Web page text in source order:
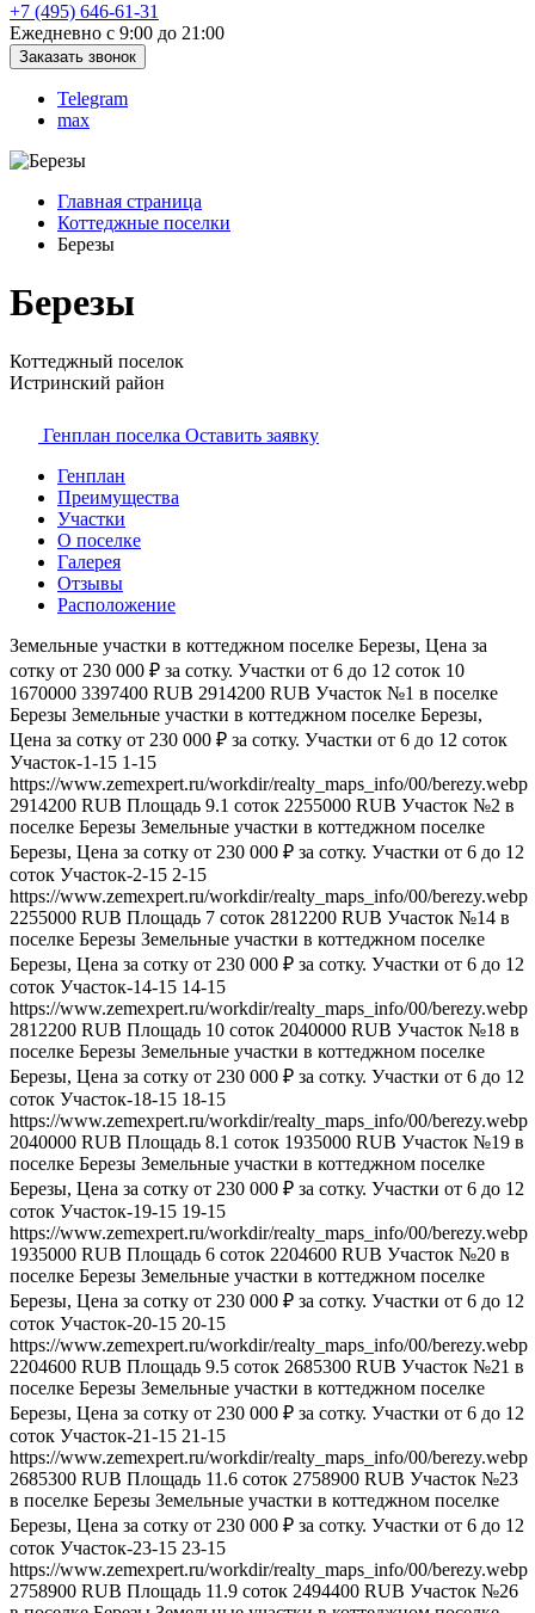
+7 (495) 646-61-31
Ежедневно с 9:00 до 21:00
Заказать звонок
Telegram
max
Главная страница
Коттеджные поселки
Березы
Березы
Коттеджный поселок
Истринский район
Генплан поселка Оставить заявку
Генплан
Преимущества
Участки
О поселке
Галерея
Отзывы
Расположение
Земельные участки в коттеджном поселке Березы, Цена за
сотку от 230 000 ₽ за сотку. Участки от 6 до 12 соток 10
1670000 3397400 RUB 2914200 RUB Участок №1 в поселке
Березы Земельные участки в коттеджном поселке Березы,
Цена за сотку от 230 000 ₽ за сотку. Участки от 6 до 12 соток
Участок-1-15 1-15
https://www.zemexpert.ru/workdir/realty_maps_info/00/berezy.webp
2914200 RUB Площадь 9.1 соток 2255000 RUB Участок №2 в
поселке Березы Земельные участки в коттеджном поселке
Березы, Цена за сотку от 230 000 ₽ за сотку. Участки от 6 до 12
соток Участок-2-15 2-15
https://www.zemexpert.ru/workdir/realty_maps_info/00/berezy.webp
2255000 RUB Площадь 7 соток 2812200 RUB Участок №14 в
поселке Березы Земельные участки в коттеджном поселке
Березы, Цена за сотку от 230 000 ₽ за сотку. Участки от 6 до 12
соток Участок-14-15 14-15
https://www.zemexpert.ru/workdir/realty_maps_info/00/berezy.webp
2812200 RUB Площадь 10 соток 2040000 RUB Участок №18 в
поселке Березы Земельные участки в коттеджном поселке
Березы, Цена за сотку от 230 000 ₽ за сотку. Участки от 6 до 12
соток Участок-18-15 18-15
https://www.zemexpert.ru/workdir/realty_maps_info/00/berezy.webp
2040000 RUB Площадь 8.1 соток 1935000 RUB Участок №19 в
поселке Березы Земельные участки в коттеджном поселке
Березы, Цена за сотку от 230 000 ₽ за сотку. Участки от 6 до 12
соток Участок-19-15 19-15
https://www.zemexpert.ru/workdir/realty_maps_info/00/berezy.webp
1935000 RUB Площадь 6 соток 2204600 RUB Участок №20 в
поселке Березы Земельные участки в коттеджном поселке
Березы, Цена за сотку от 230 000 ₽ за сотку. Участки от 6 до 12
соток Участок-20-15 20-15
https://www.zemexpert.ru/workdir/realty_maps_info/00/berezy.webp
2204600 RUB Площадь 9.5 соток 2685300 RUB Участок №21 в
поселке Березы Земельные участки в коттеджном поселке
Березы, Цена за сотку от 230 000 ₽ за сотку. Участки от 6 до 12
соток Участок-21-15 21-15
https://www.zemexpert.ru/workdir/realty_maps_info/00/berezy.webp
2685300 RUB Площадь 11.6 соток 2758900 RUB Участок №23
в поселке Березы Земельные участки в коттеджном поселке
Березы, Цена за сотку от 230 000 ₽ за сотку. Участки от 6 до 12
соток Участок-23-15 23-15
https://www.zemexpert.ru/workdir/realty_maps_info/00/berezy.webp
2758900 RUB Площадь 11.9 соток 2494400 RUB Участок №26